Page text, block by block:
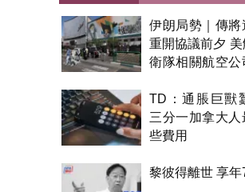
伊朗局勢｜傳將
重開協議前夕
衛隊相關航空公
TD：通脹巨獸
三分一加拿大人
些費用
黎彼得離世 享年